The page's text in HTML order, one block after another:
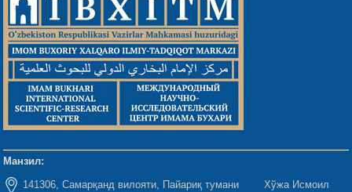
Манзил:
141306, Самарқанд вилояти, Пайариқ тумани Хўжа Исмоил